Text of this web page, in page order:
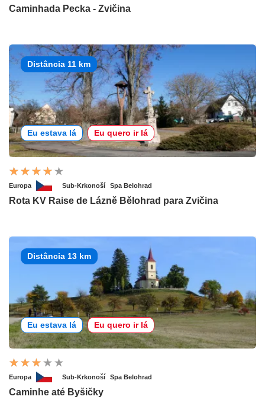
Caminhada Pecka - Zvičina
Distância 11 km
Eu estava lá Eu quero ir lá
Europa Sub-Krkonoší Spa Belohrad
Rota KV Raise de Lázně Bělohrad para Zvičina
Distância 13 km
Eu estava lá Eu quero ir lá
Europa Sub-Krkonoší Spa Belohrad
Caminhe até Byšičky